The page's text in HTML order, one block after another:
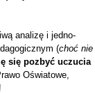
analizę i jedno-
(choć nie
się pozbyć uczucia
Oświatowe,